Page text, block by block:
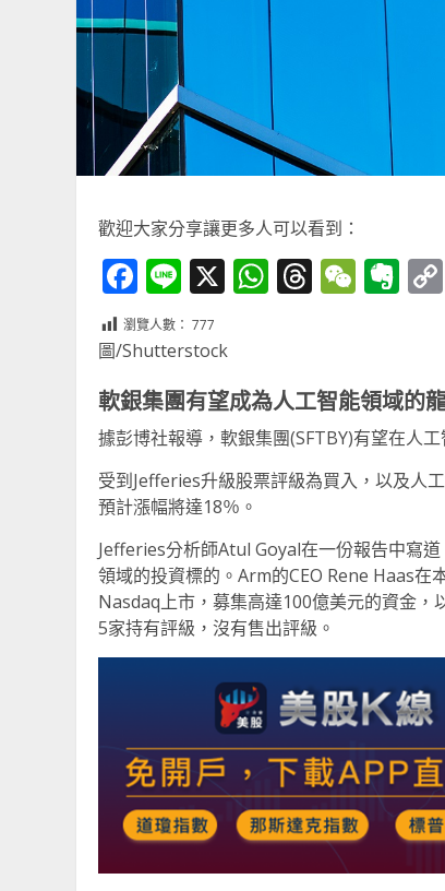
歡迎大家分享讓更多人可以看到：
Facebook
Line
X WhatsApp
Threads
瀏覽人數： 777
圖/Shutterstock
軟銀集團有望成為人工智能領域的
據彭博社報導，軟銀集團(SFTBY)有望在人
受到Jefferies升級股票評級為買入，以及人
預計漲幅將達18％。
Jefferies分析師Atul Goyal在一份報告中寫
領域的投資標的。Arm的CEO Rene Haas
Nasdaq上市，募集高達100億美元的資金
5家持有評級，沒有售出評級。